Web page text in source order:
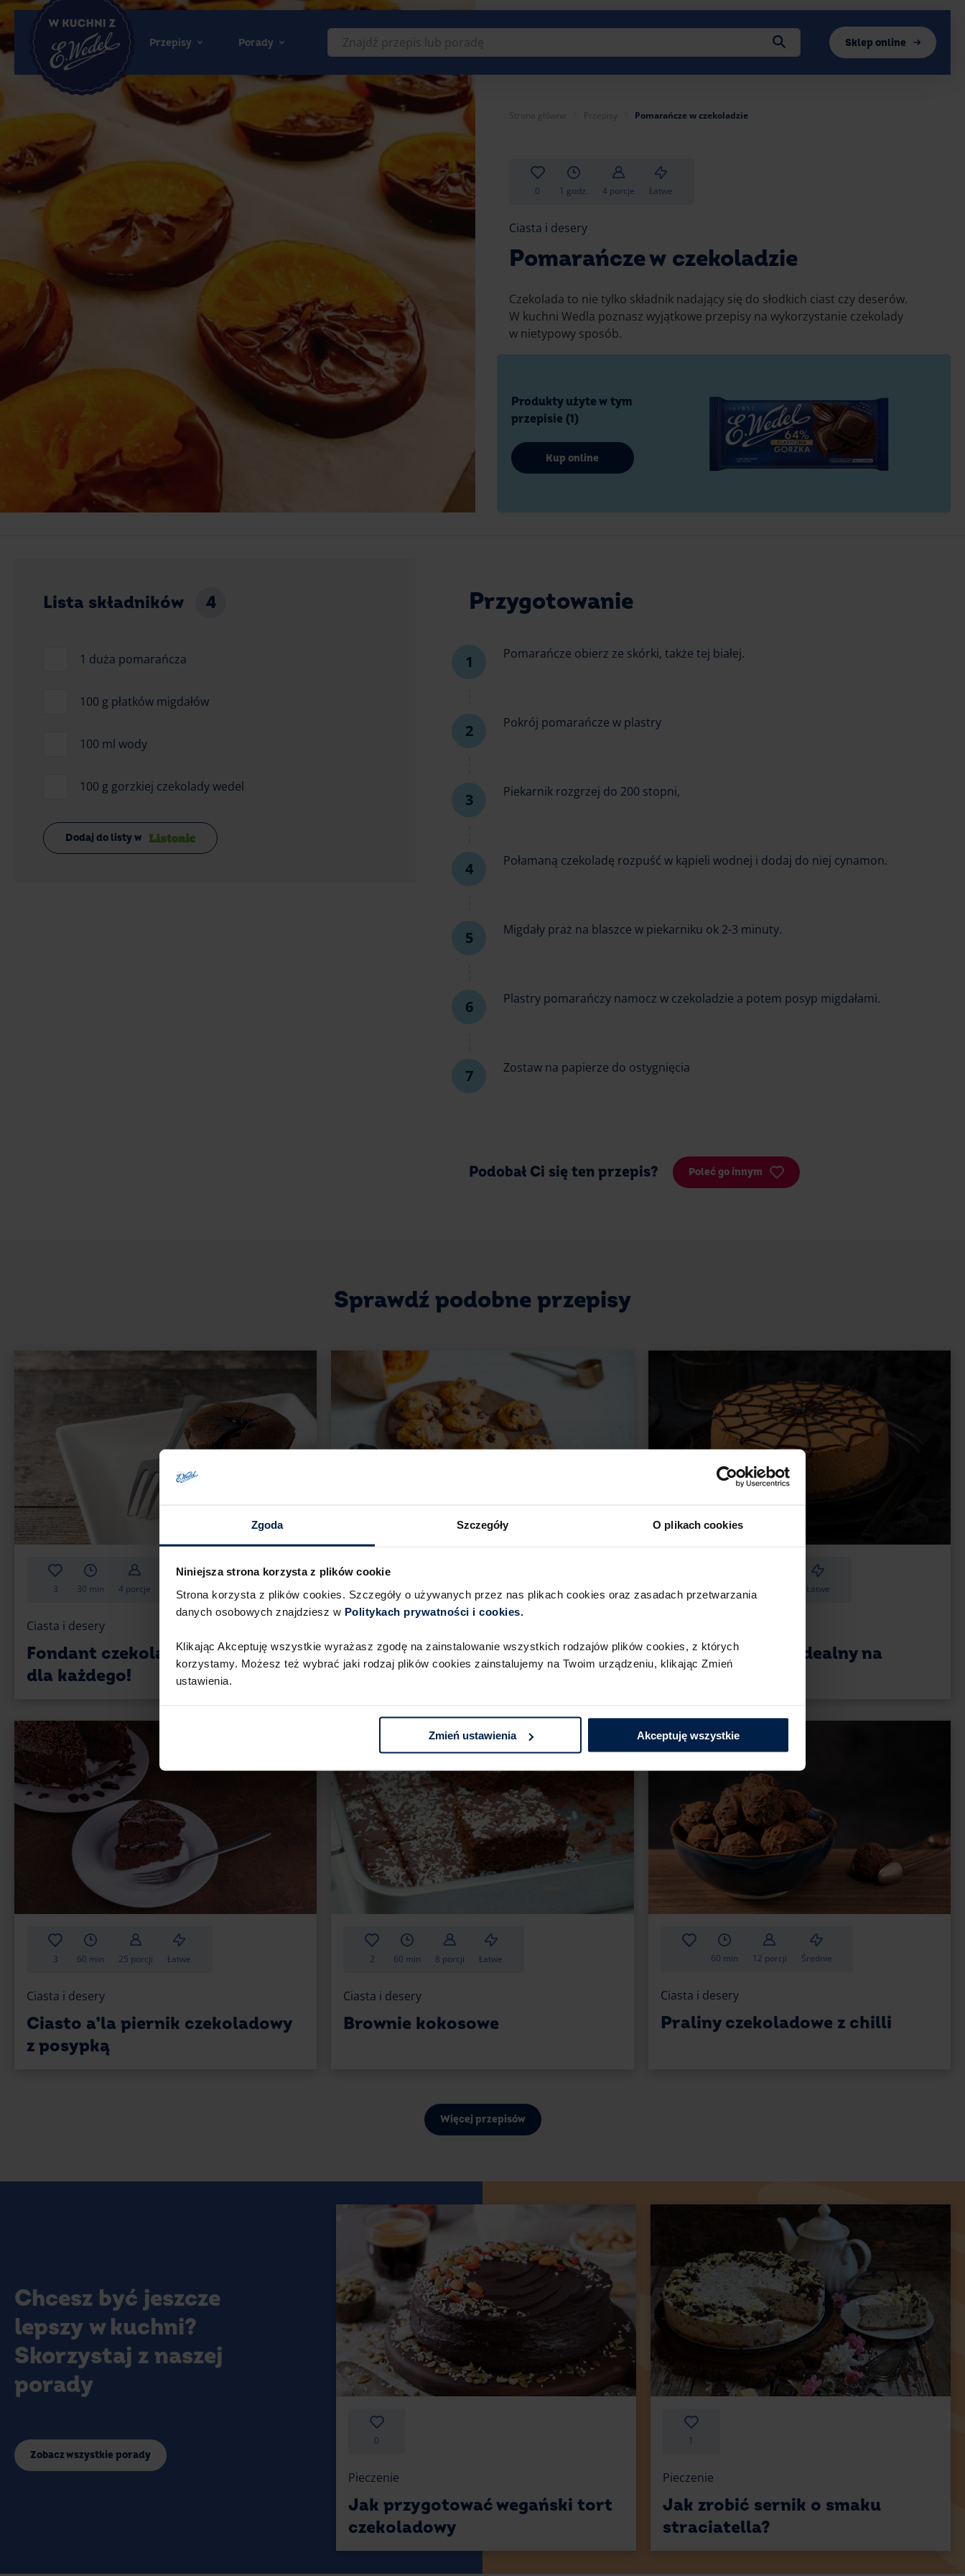
Zgoda Szczegóły O plikach cookies
Niniejsza strona korzysta z plików cookie
Strona korzysta z plików cookies. Szczegóły o używanych przez nas plikach cookies oraz zasadach przetwarzania
danych osobowych znajdziesz w Politykach prywatności i cookies.​ ​
Klikając Akceptuję wszystkie wyrażasz zgodę na zainstalowanie wszystkich rodzajów plików cookies,​ z których
korzystamy. Możesz też wybrać jaki rodzaj plików cookies zainstalujemy na Twoim urządzeniu,​ klikając Zmień
ustawienia.​ ​
Zmień ustawienia Akceptuję wszystkie
Wedel.pl
-
strona
Przepisy Porady
Znajdź
przepis
lub
poradę
Sklep online
Strona główna Przepisy Pomarańcze w czekoladzie
0 1 godz. 4 porcje Łatwe
Ciasta i desery
Pomarańcze w czekoladzie
Czekolada to nie tylko składnik nadający się do słodkich ciast czy deserów.
W kuchni Wedla poznasz wyjątkowe przepisy na wykorzystanie czekolady
w nietypowy sposób.
Produkty użyte w tym
przepisie (1)
Kup online
Lista składników 4
1 duża pomarańcza
100 g płatków migdałów
100 ml wody
100 g gorzkiej czekolady wedel
Dodaj do listy w
Przygotowanie
Pomarańcze obierz ze skórki, także tej białej.
Pokrój pomarańcze w plastry
Piekarnik rozgrzej do 200 stopni,
Połamaną czekoladę rozpuść w kąpieli wodnej i dodaj do niej cynamon.
Migdały praż na blaszce w piekarniku ok 2-3 minuty.
Plastry pomarańczy namocz w czekoladzie a potem posyp migdałami.
Zostaw na papierze do ostygnięcia
Podobał Ci się ten przepis? Poleć go innym
Sprawdź podobne przepisy
3 30 min 4 porcje Łatwe
Ciasta i desery
Fondant czekoladowy – przepis
dla każdego!
25 min 20 porcji
Ciasteczka z dynią i gorzką
czekoladą
120 min Łatwe
Sernik z dynią – idealny na
Halloween
3 60 min 25 porcji Łatwe
Ciasta i desery
Ciasto a’la piernik czekoladowy
z posypką
2 60 min 8 porcji Łatwe
Ciasta i desery
Brownie kokosowe
60 min 12 porcji Średnie
Ciasta i desery
Praliny czekoladowe z chilli
Więcej przepisów
Chcesz być jeszcze
lepszy w kuchni?
Skorzystaj z naszej
porady
Zobacz wszystkie porady
0
Pieczenie
Jak przygotować wegański tort
czekoladowy
1
Pieczenie
Jak zrobić sernik o smaku
straciatella?